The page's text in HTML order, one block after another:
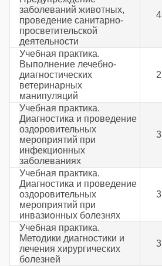
заболеваний животных,
проведение санитарно-
просветительской
деятельности
4
Учебная практика.
Выполнение лечебно-
диагностических
ветеринарных
манипуляций
2
Учебная практика.
Диагностика и проведение
оздоровительных
мероприятий при
инфекционных
заболеваниях
3
Учебная практика.
Диагностика и проведение
оздоровительных
мероприятий при
инвазионных болезнях
3
Учебная практика.
Методики диагностики и
лечения хирургических
болезней
3